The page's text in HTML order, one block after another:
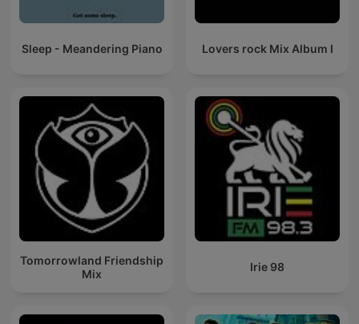
Sleep - Meandering Piano Lovers rock Mix Album I
Tomorrowland Friendship
Mix
Irie 98